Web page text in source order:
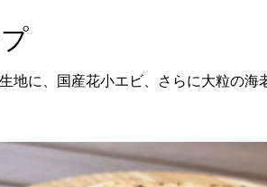
地に、国産花小エビ、さらに大粒の